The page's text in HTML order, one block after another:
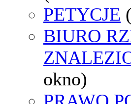
PETYCJE
BIURO
okno)